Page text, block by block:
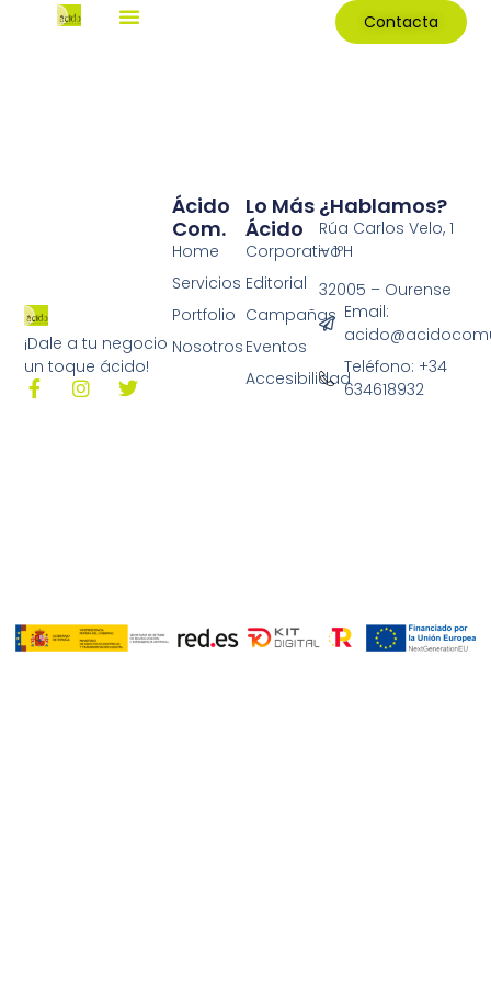
Contacta
¡Dale a tu negocio
un toque ácido!
Lo Más
Ácido
Corporativo
Editorial
Campañas
Eventos
Accesibilidad
Ácido
Com.
Home
Servicios
Portfolio
Nosotros
¿Hablamos?
Rúa Carlos Velo, 1
– 1ºH
32005 – Ourense
Email:
Teléfono: +34
634618932